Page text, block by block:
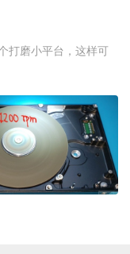
打磨小平台，这样可